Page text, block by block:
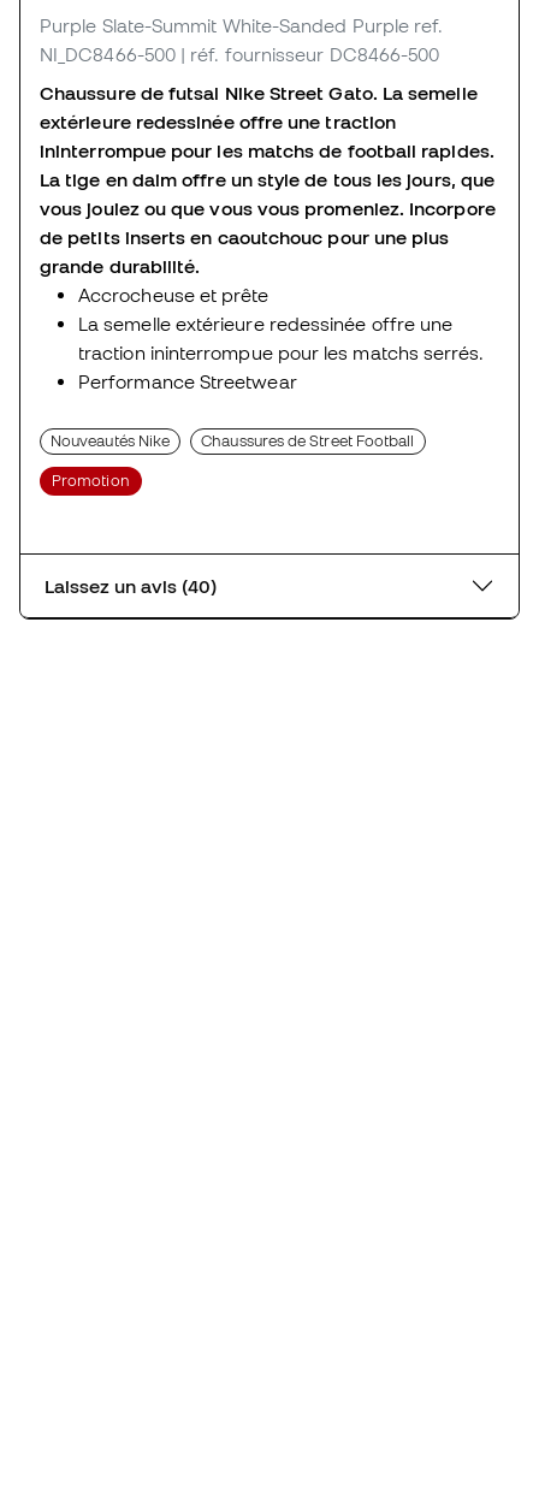
Purple Slate-Summit White-Sanded Purple ref.
NI_DC8466-500 | réf. fournisseur DC8466-500
Chaussure de futsal Nike Street Gato. La semelle
extérieure redessinée offre une traction
ininterrompue pour les matchs de football rapides.
La tige en daim offre un style de tous les jours, que
vous jouiez ou que vous vous promeniez. Incorpore
de petits inserts en caoutchouc pour une plus
grande durabilité.
Accrocheuse et prête
La semelle extérieure redessinée offre une
traction ininterrompue pour les matchs serrés.
Performance Streetwear
Nouveautés Nike Chaussures de Street Football
Promotion
Laissez un avis (40)